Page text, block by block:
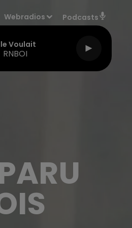
Webradios Podcasts
Voulait
RNBOI